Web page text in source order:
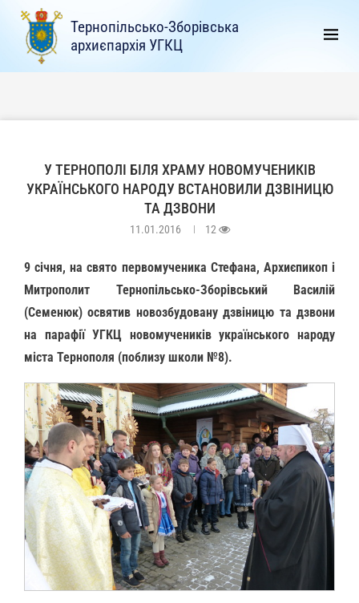
Тернопільсько-Зборівська
архиєпархія УГКЦ
У ТЕРНОПОЛІ БІЛЯ ХРАМУ НОВОМУЧЕНИКІВ
УКРАЇНСЬКОГО НАРОДУ ВСТАНОВИЛИ ДЗВІНИЦЮ
ТА ДЗВОНИ
11.01.2016 12
9 січня, на свято первомученика Стефана, Архиєпикоп і
Митрополит Тернопільсько-Зборівський Василій
(Семенюк) освятив новозбудовану дзвіницю та дзвони
на парафії УГКЦ новомучеників українського народу
міста Тернополя (поблизу школи №8).